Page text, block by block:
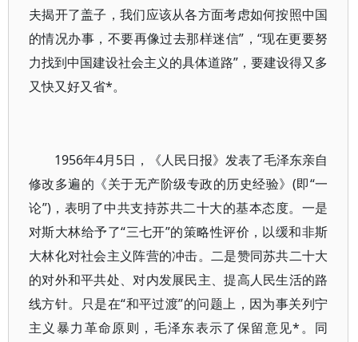
夫揭开了盖子，我们应该从各方面考虑如何按照中国
的情况办事，不要再像过去那样迷信”，“现在更要努
力找到中国建设社会主义的具体道路”，要建设得又多
又快又好又省*。
1956年4月5日，《人民日报》发表了毛泽东亲自
修改多遍的《关于无产阶级专政的历史经验》(即“一
论”)，表明了中共支持苏共二十大的基本态度。一是
对斯大林给予了“三七开”的策略性评价，以缓和非斯
大林化对社会主义阵营的冲击。二是赞同苏共二十大
的对外和平共处、对内发展民主、提高人民生活的路
线方针。只是在“和平过渡”的问题上，因为事关列宁
主义暴力革命原则，毛泽东表示了保留意见*。同